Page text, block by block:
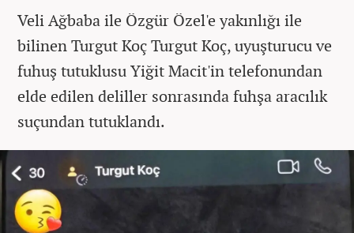
Veli Ağbaba ile Özgür Özel'e yakınlığı ile
bilinen Turgut Koç Turgut Koç, uyuşturucu ve
fuhuş tutuklusu Yiğit Macit'in telefonundan
elde edilen deliller sonrasında fuhşa aracılık
suçundan tutuklandı.